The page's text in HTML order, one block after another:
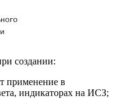
создании:
применение в
индикаторах на ИСЗ;